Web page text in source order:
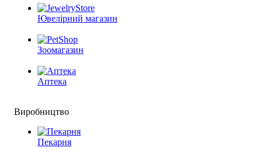
Ювелірний магазин
Зоомагазин
Аптека
Виробництво
Пекарня